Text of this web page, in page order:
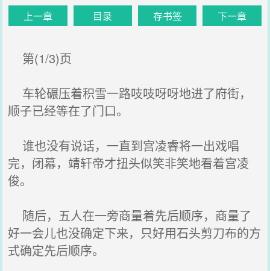
上一章 目录 存书签 下一章
第(1/3)页
车轮碾压着积雪一路吱吱呀呀地进了府街，
顺子已经等在了门口。
谁也没有说话，一直到宫凌睿将一出戏唱
完，闭幕，靖轩帝才扭头似笑非笑地看着宫凌
俊。
随后，五人在一旁商量着先后顺序，商量了
好一会儿也没确定下来，只好用石头剪刀布的方
式确定先后顺序。